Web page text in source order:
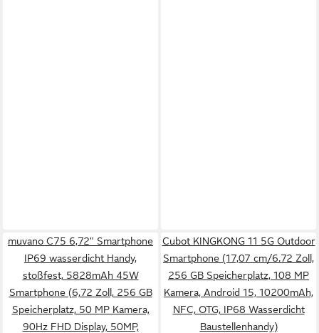
muvano C75 6,72" Smartphone
IP69 wasserdicht Handy,
stoßfest, 5828mAh 45W
Smartphone (6,72 Zoll, 256 GB
Speicherplatz, 50 MP Kamera,
90Hz FHD Display, 50MP,
Cubot KINGKONG 11 5G Outdoor
Smartphone (17,07 cm/6.72 Zoll,
256 GB Speicherplatz, 108 MP
Kamera, Android 15, 10200mAh,
NFC, OTG, IP68 Wasserdicht
Baustellenhandy)